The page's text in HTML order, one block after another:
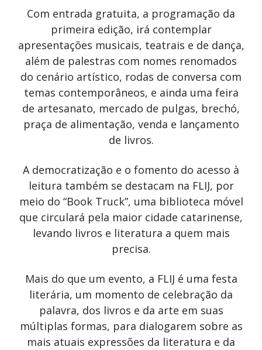
Com entrada gratuita, a programação da
primeira edição, irá contemplar
apresentações musicais, teatrais e de dança,
além de palestras com nomes renomados
do cenário artístico, rodas de conversa com
temas contemporâneos, e ainda uma feira
de artesanato, mercado de pulgas, brechó,
praça de alimentação, venda e lançamento
de livros.
A democratização e o fomento do acesso à
leitura também se destacam na FLIJ, por
meio do “Book Truck”, uma biblioteca móvel
que circulará pela maior cidade catarinense,
levando livros e literatura a quem mais
precisa.
Mais do que um evento, a FLIJ é uma festa
literária, um momento de celebração da
palavra, dos livros e da arte em suas
múltiplas formas, para dialogarem sobre as
mais atuais expressões da literatura e da